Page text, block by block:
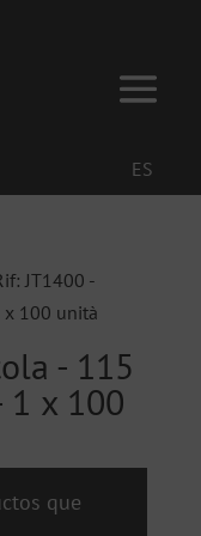
ES
JT1400 -
x 100 unità
- 115
1 x 100
que